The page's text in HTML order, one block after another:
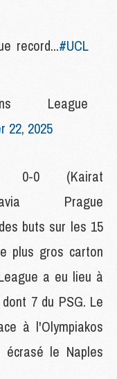
record...#UCL
League
22, 2025
0 (Kairat
Prague
buts sur les 15
plus gros carton
a eu lieu à
7 du PSG. Le
à l'Olympiakos
le Naples